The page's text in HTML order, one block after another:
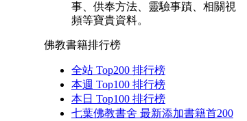
事、供奉方法、靈驗事蹟、相關視
頻等寶貴資料。
佛教書籍排行榜
全站 Top200 排行榜
本週 Top100 排行榜
本日 Top100 排行榜
七葉佛教書舍 最新添加書籍首200